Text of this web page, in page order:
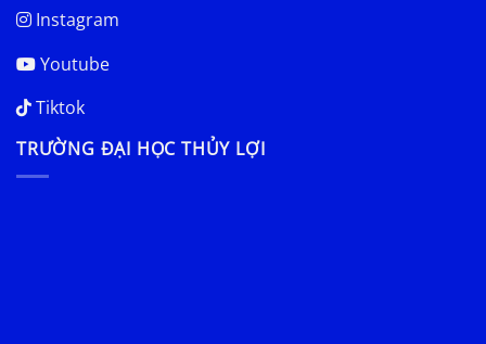
Instagram
Youtube
Tiktok
TRƯỜNG ĐẠI HỌC THỦY LỢI